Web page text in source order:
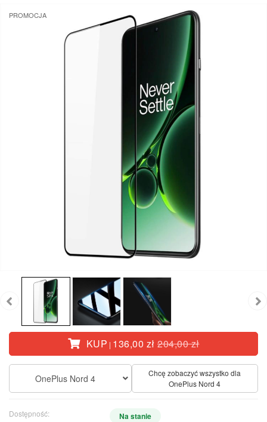
PROMOCJA
KUP | 136,00 zł 204,00 zł
OnePlus Nord 4
Chcę zobaczyć wszystko dla
OnePlus Nord 4
Dostępność: Na stanie